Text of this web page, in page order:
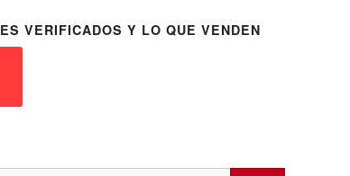
VERIFICADOS Y LO QUE VENDEN